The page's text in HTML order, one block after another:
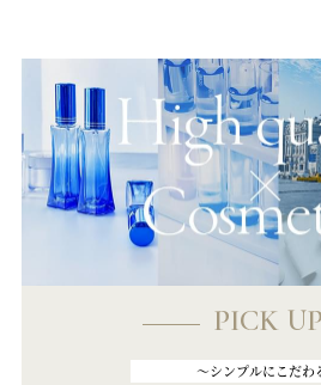
PICK UP
～シンプルにこだわ